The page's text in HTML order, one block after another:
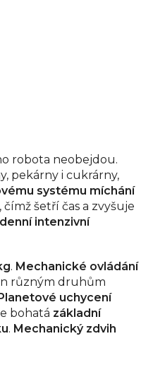
robota neobejdou.
pekárny i cukrárny,
systému míchání
šetří čas a zvyšuje
intenzivní
. Mechanické ovládání
různým druhům
Planetové uchycení
bohatá základní
. Mechanický zdvih